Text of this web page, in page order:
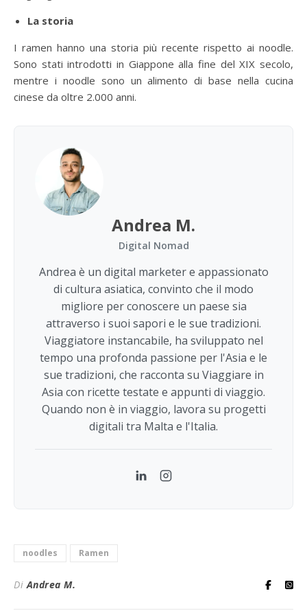
La storia
I ramen hanno una storia più recente rispetto ai noodle.
Sono stati introdotti in Giappone alla fine del XIX secolo,
mentre i noodle sono un alimento di base nella cucina
cinese da oltre 2.000 anni.
Andrea M.
Digital Nomad
Andrea è un digital marketer e appassionato
di cultura asiatica, convinto che il modo
migliore per conoscere un paese sia
attraverso i suoi sapori e le sue tradizioni.
Viaggiatore instancabile, ha sviluppato nel
tempo una profonda passione per l'Asia e le
sue tradizioni, che racconta su Viaggiare in
Asia con ricette testate e appunti di viaggio.
Quando non è in viaggio, lavora su progetti
digitali tra Malta e l'Italia.
LinkedInInstagram
noodles Ramen
DiAndrea M.